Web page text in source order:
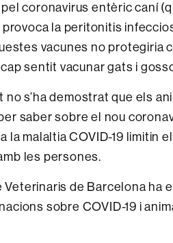
coronavirus entèric caní
la peritonitis
vacunes no
cap sentit vacunar gats i
no s’ha demostrat que els
saber sobre el nou
la malaltia COVID-19 limitin
les persones.
Veterinaris de Barcelona ha
sobre COVID-19 i